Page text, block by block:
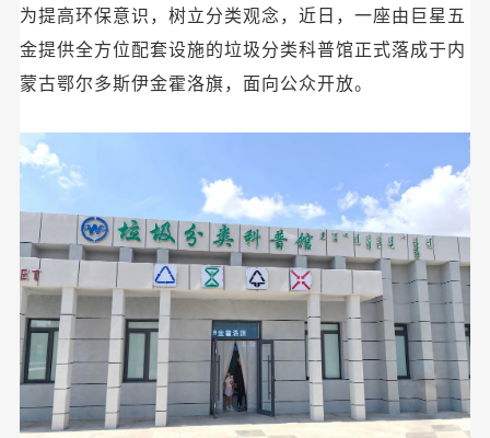
为提高环保意识，树立分类观念，近日，一座由巨星五
金提供全方位配套设施的垃圾分类科普馆正式落成于内
蒙古鄂尔多斯伊金霍洛旗，面向公众开放。